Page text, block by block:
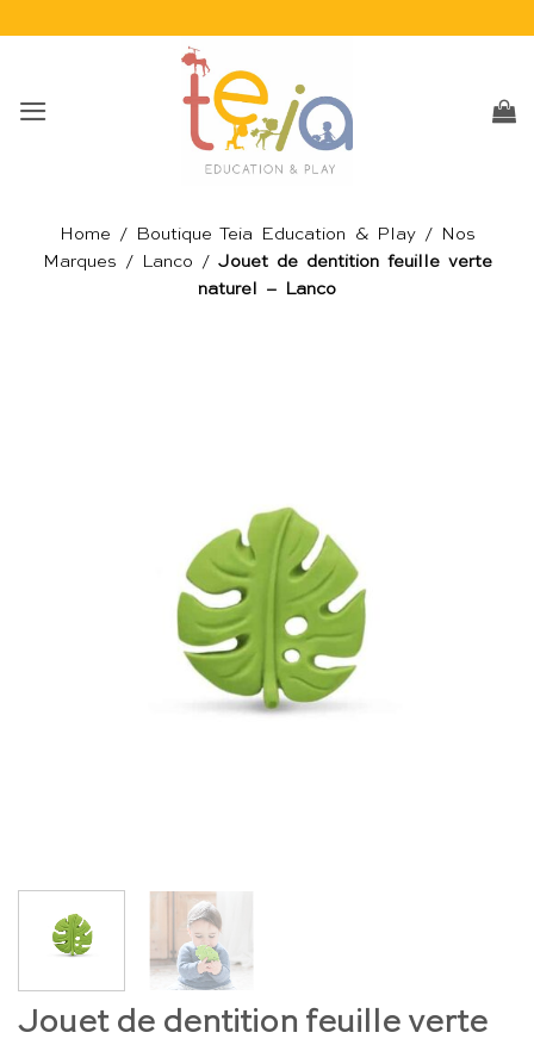
Home / Boutique Teia Education & Play/
Nos
Marques / Lanco / Jouet de dentition feuille verte
naturel – Lanco
Jouet de dentition feuille verte